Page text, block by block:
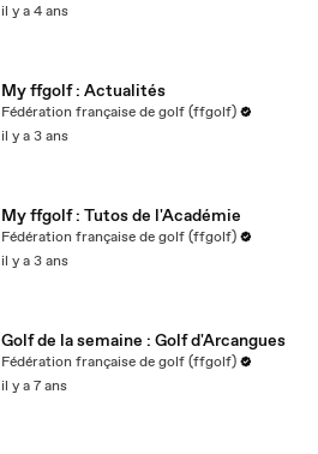
il y a 4 ans
My ffgolf : Actualités
Fédération française de golf (ffgolf)
il y a 3 ans
My ffgolf : Tutos de l'Académie
Fédération française de golf (ffgolf)
il y a 3 ans
Golf de la semaine : Golf d'Arcangues
Fédération française de golf (ffgolf)
il y a 7 ans